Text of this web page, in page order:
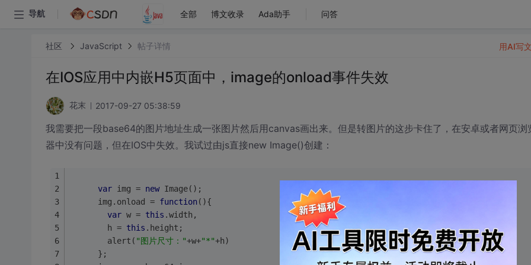
导航 全部 博文收录 Ada助手 问答
社区 JavaScript 帖子详情
在IOS应用中内嵌H5页面中，image的onload事件失效
花末 2017-09-27 05:38:59
我需要把一段base64的图片地址生成一张图片然后用canvas画出来。但是转图片的这步卡住了，在安卓或者网页浏
器中没有问题，但在IOS中失效。我试过由js直接new Image()创建：
var img = new Image();
      img.onload =
function( ){
var w = this .width,
        h =
this .height;
        alert(
"图片尺寸："+w+"*"+h)
      };
用AI写